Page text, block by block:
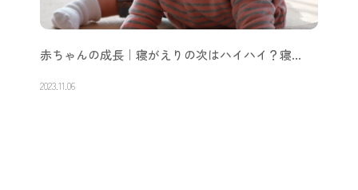
赤ちゃんの成長｜寝がえりの次はハイハイ？寝…
2023.11.06